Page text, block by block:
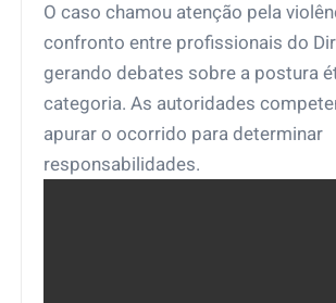
O caso chamou atenção pela
confronto entre profissionais do
gerando debates sobre a postura
categoria. As autoridades
apurar o ocorrido para determinar
responsabilidades.